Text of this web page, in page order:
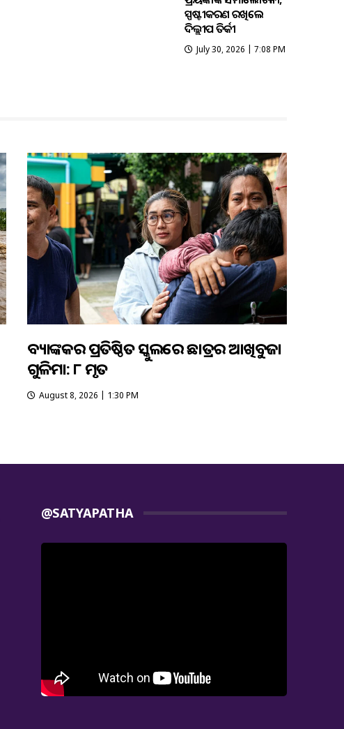
ସ୍ପଷ୍ଟୀକରଣ ରଖିଲେ
ଦିଲ୍ଲୀପ ତିର୍କୀ
July 30, 2026 | 7:08 PM
ବ୍ୟାଙ୍କକର ପ୍ରତିଷ୍ଠିତ ସ୍କୁଲରେ ଛାତ୍ରର ଆଖିବୁଜା
ଗୁଳିମାଡ଼: ୮ ମୃତ
August 8, 2026 | 1:30 PM
@SATYAPATHA